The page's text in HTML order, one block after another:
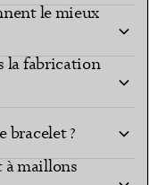
le mieux
la fabrication
bracelet ?
à maillons